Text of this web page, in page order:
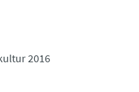
2016